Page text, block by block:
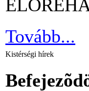
Tovább...
Kistérségi hírek